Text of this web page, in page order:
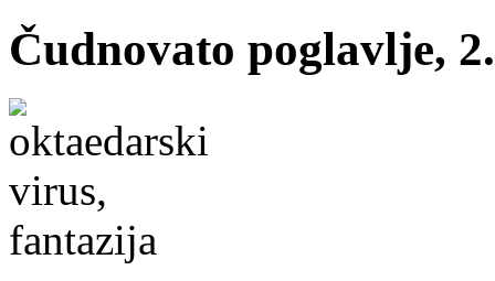
Čudnovato poglavlje,